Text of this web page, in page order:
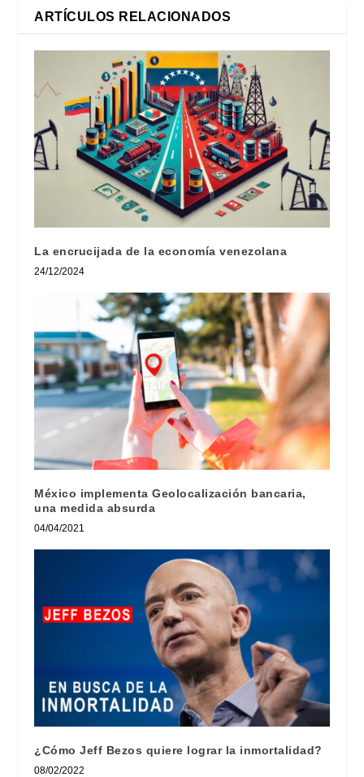
ARTÍCULOS RELACIONADOS
La encrucijada de la economía venezolana
24/12/2024
México implementa Geolocalización bancaria,
una medida absurda
04/04/2021
¿Cómo Jeff Bezos quiere lograr la inmortalidad?
08/02/2022